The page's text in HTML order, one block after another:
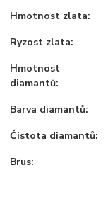
Hmotnost zlata:
Ryzost zlata:
Hmotnost
diamantů:
Barva diamantů:
Čistota diamantů:
Brus: